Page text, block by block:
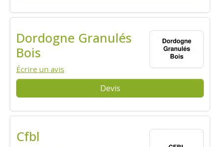
Dordogne Granulés
Bois
Écrire un avis
Devis
Cfbl